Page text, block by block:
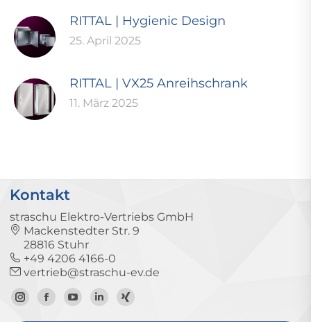
RITTAL | Hygienic Design
25. April 2025
RITTAL | VX25 Anreihschrank
11. März 2025
Kontakt
straschu Elektro-Vertriebs GmbH
Mackenstedter Str. 9
28816 Stuhr
+49 4206 4166-0
vertrieb@straschu-ev.de
ZumZur
ZumZumZum